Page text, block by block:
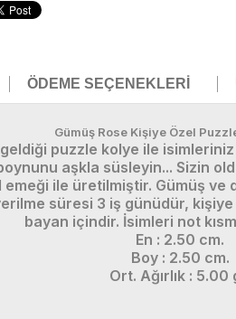
ÖDEME SEÇENEKLERI
Gümüş Rose Kişiye Özel
puzzle kolye ile
aşkla süsleyin... Sizin
emeği ile üretilmiştir. Gümüş
süresi 3 iş günüdür,
bayan içindir. İsimleri not
En : 2.50 cm.
Boy : 2.50 cm.
Ort. Ağırlık : 5.00